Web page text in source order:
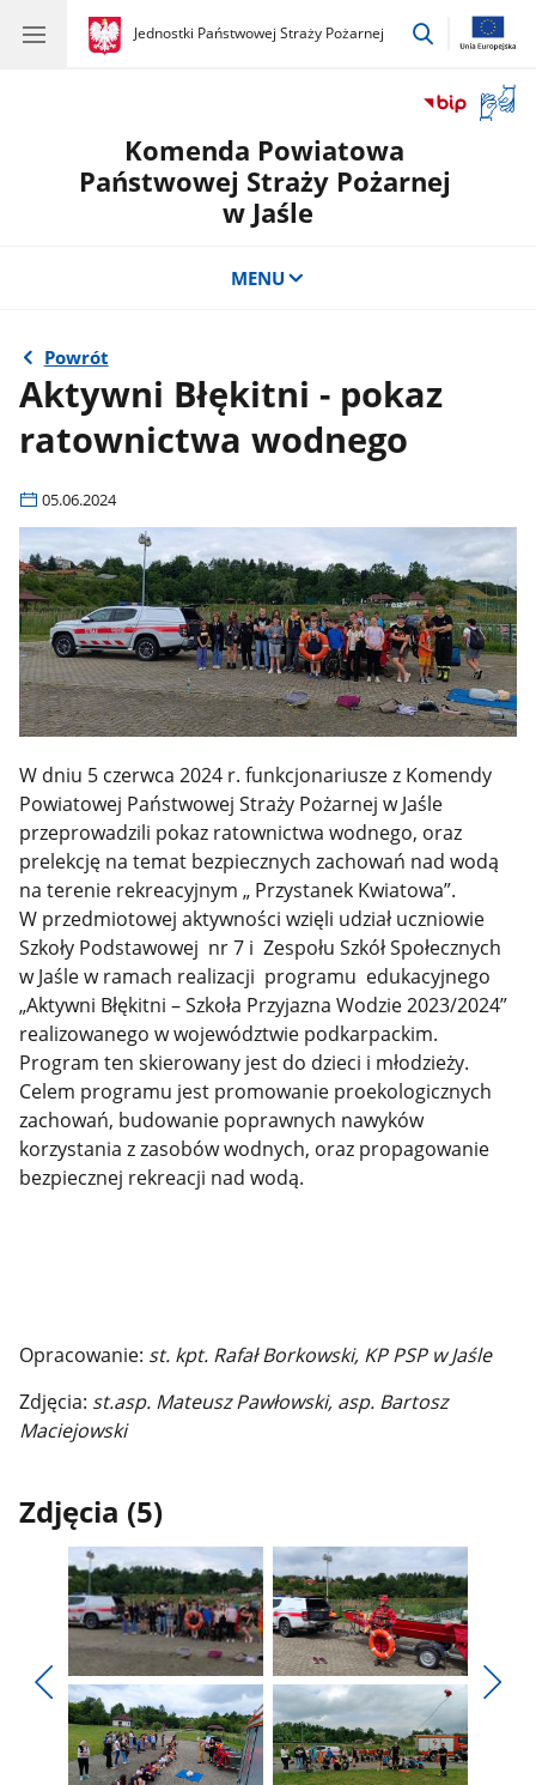
gov.pl
Jednostki Państwowej Straży Pożarnej
gov.pl
Jednostki
przejdź
okno
Komenda Powiatowa
Państwowej Straży Pożarnej
w Jaśle
MENU
Powrót
Aktywni Błękitni - pokaz
ratownictwa wodnego
05.06.2024
W dniu 5 czerwca 2024 r. funkcjonariusze z Komendy
Powiatowej Państwowej Straży Pożarnej w Jaśle
przeprowadzili pokaz ratownictwa wodnego, oraz
prelekcję na temat bezpiecznych zachowań nad wodą
na terenie rekreacyjnym „ Przystanek Kwiatowa”.
W przedmiotowej aktywności wzięli udział uczniowie
Szkoły Podstawowej nr 7 i Zespołu Szkół Społecznych
w Jaśle w ramach realizacji programu edukacyjnego
„Aktywni Błękitni – Szkoła Przyjazna Wodzie 2023/2024”
realizowanego w województwie podkarpackim.
Program ten skierowany jest do dzieci i młodzieży.
Celem programu jest promowanie proekologicznych
zachowań, budowanie poprawnych nawyków
korzystania z zasobów wodnych, oraz propagowanie
bezpiecznej rekreacji nad wodą.
Opracowanie: st. kpt. Rafał Borkowski, KP PSP w Jaśle
Zdjęcia: st.asp. Mateusz Pawłowski, asp. Bartosz
Maciejowski
Zdjęcia (5)
Pokaż
poprzednie
zdjęcia
Pokaż
zdjęcie
1
z
Pokaż
zdjęcie
2
z